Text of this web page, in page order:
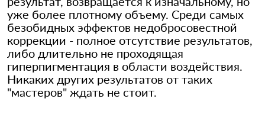
уже более плотному объему. Среди самых
безобидных эффектов недобросовестной
коррекции - полное отсутствие результатов,
либо длительно не проходящая
гиперпигментация в области воздействия.
Никаких других результатов от таких
"мастеров" ждать не стоит.